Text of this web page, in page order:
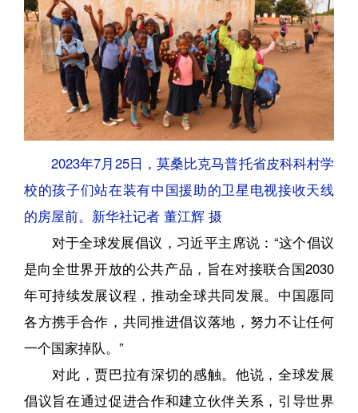
2023年7月25日，莫桑比克马普托省皮科科村学
校的孩子们站在装有中国援助的卫星电视接收天线
的房屋前。新华社记者 董江辉 摄
对于全球发展倡议，习近平主席说：“这个倡议
是向全世界开放的公共产品，旨在对接联合国2030
年可持续发展议程，推动全球共同发展。中国愿同
各方携手合作，共同推进倡议落地，努力不让任何
一个国家掉队。”
对此，贾巴拉有深切的感触。他说，全球发展
倡议旨在通过促进合作和建立伙伴关系，引导世界